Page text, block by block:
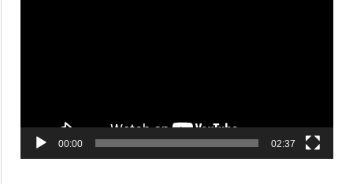
00:00 02:37